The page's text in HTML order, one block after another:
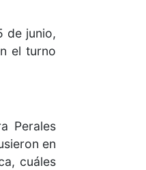
de junio,
el turno
Perales
en
cuáles